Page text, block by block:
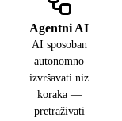
Agentni AI
AI sposoban
autonomno
izvršavati niz
koraka —
pretraživati